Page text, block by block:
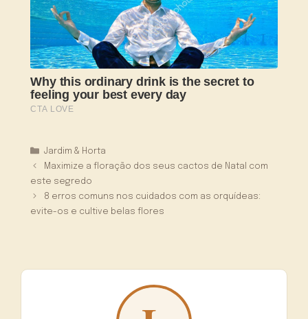
Categorias
Jardim & Horta
Maximize a floração dos seus cactos de Natal com
este segredo
8 erros comuns nos cuidados com as orquídeas:
evite-os e cultive belas flores